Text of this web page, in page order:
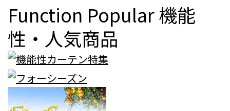
Function Popular機能
性・人気商品